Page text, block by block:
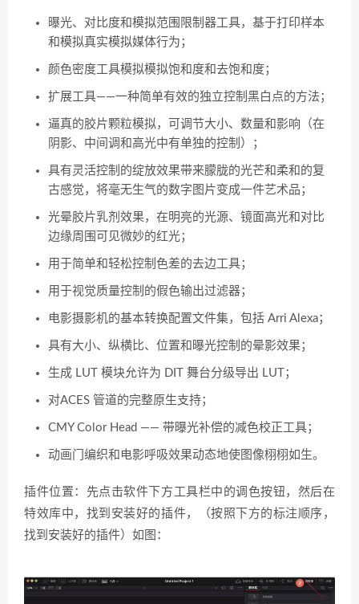
曝光、对比度和模拟范围限制器工具，基于打印样本
和模拟真实模拟媒体行为；
颜色密度工具模拟模拟饱和度和去饱和度；
扩展工具——一种简单有效的独立控制黑白点的方法；
逼真的胶片颗粒模拟，可调节大小、数量和影响（在
阴影、中间调和高光中有单独的控制）；
具有灵活控制的绽放效果带来朦胧的光芒和柔和的复
古感觉，将毫无生气的数字图片变成一件艺术品；
光晕胶片乳剂效果，在明亮的光源、镜面高光和对比
边缘周围可见微妙的红光；
用于简单和轻松控制色差的去边工具；
用于视觉质量控制的假色输出过滤器；
电影摄影机的基本转换配置文件集，包括 Arri Alexa；
具有大小、纵横比、位置和曝光控制的晕影效果；
生成 LUT 模块允许为 DIT 舞台分级导出 LUT；
对ACES 管道的完整原生支持；
CMY Color Head —— 带曝光补偿的减色校正工具；
动画门编织和电影呼吸效果动态地使图像栩栩如生。
插件位置：先点击软件下方工具栏中的调色按钮，然后在
特效库中，找到安装好的插件，（按照下方的标注顺序，
找到安装好的插件）如图：